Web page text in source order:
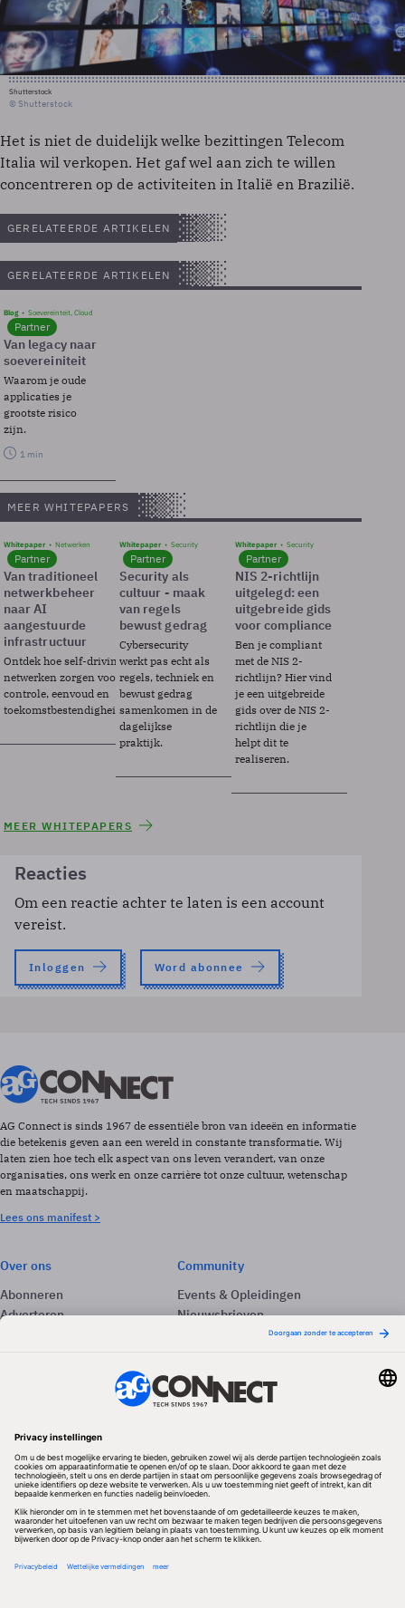
Shutterstock
© Shutterstock
Het is niet de duidelijk welke bezittingen Telecom
Italia wil verkopen. Het gaf wel aan zich te willen
concentreren op de activiteiten in Italië en Brazilië.
GERELATEERDE ARTIKELEN
GERELATEERDE ARTIKELEN
Blog Soevereinteit, Cloud
Partner
Van legacy naar
soevereiniteit
Waarom je oude
applicaties je
grootste risico
zijn.
1 min
MEER WHITEPAPERS
Whitepaper Netwerken
Partner
Van traditioneel
netwerkbeheer
naar AI
aangestuurde
infrastructuur
Ontdek hoe self-driving
netwerken zorgen voor
controle, eenvoud en
toekomstbestendigheid.
Whitepaper Security
Partner
Security als
cultuur - maak
van regels
bewust gedrag
Cybersecurity
werkt pas echt als
regels, techniek en
bewust gedrag
samenkomen in de
dagelijkse
praktijk.
Whitepaper Security
Partner
NIS 2-richtlijn
uitgelegd: een
uitgebreide gids
voor compliance
Ben je compliant
met de NIS 2-
richtlijn? Hier vind
je een uitgebreide
gids over de NIS 2-
richtlijn die je
helpt dit te
realiseren.
MEER WHITEPAPERS
Reacties
Om een reactie achter te laten is een account
vereist.
Inloggen Word abonnee
AG Connect is sinds 1967 de essentiële bron van ideeën en informatie
die betekenis geven aan een wereld in constante transformatie. Wij
laten zien hoe tech elk aspect van ons leven verandert, van onze
organisaties, ons werk en onze carrière tot onze cultuur, wetenschap
en maatschappij.
Lees ons manifest >
Over ons
Abonneren
Adverteren
Community
Events & Opleidingen
Nieuwsbrieven
Volg ons
Redactionele partner